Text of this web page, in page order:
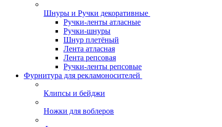
Шнуры и Ручки декоративные
Ручки-ленты атласные
Ручки-шнуры
Шнур плетёный
Лента атласная
Лента репсовая
Ручки-ленты репсовые
Фурнитура для рекламоносителей
Клипсы и бeйджи
Ножки для воблеров